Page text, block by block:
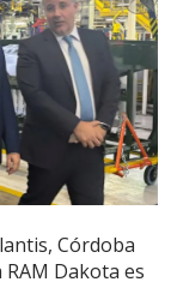
Córdoba
Dakota es